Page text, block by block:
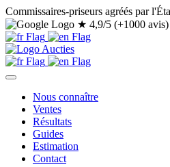
Commissaires-priseurs agréés par
★ 4,9/5 (+1000 avis)
Nous connaître
Ventes
Résultats
Guides
Estimation
Contact